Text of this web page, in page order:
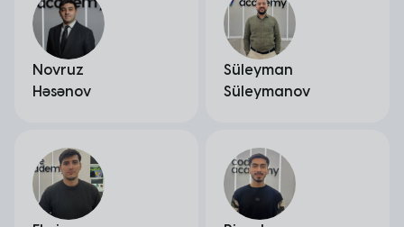
Novruz
Həsənov
Süleyman
Süleymanov